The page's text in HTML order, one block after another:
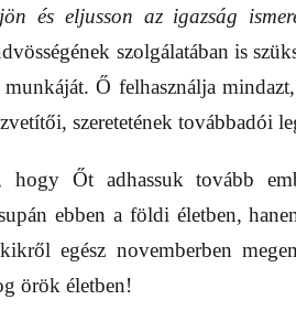
és eljusson az igazság
szolgálatában is
Ő felhasználja
szeretetének továbbadói
hogy Őt adhassuk tovább
ebben a földi életben,
egész novemberben
örök életben!